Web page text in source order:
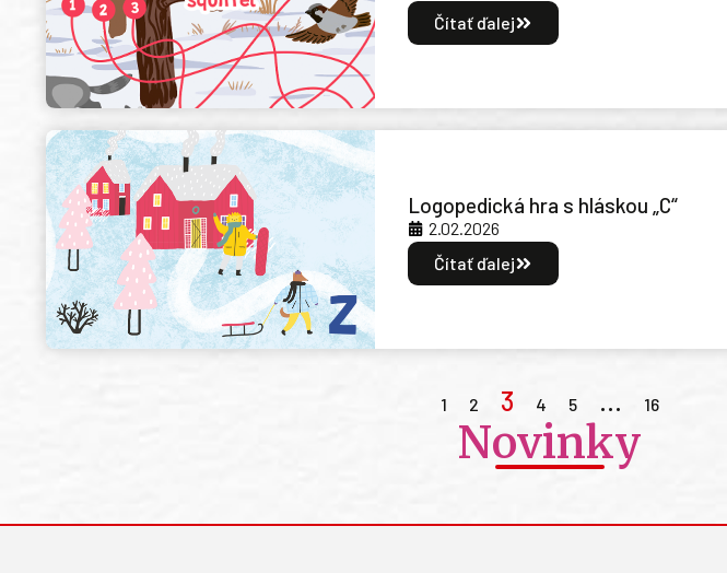
Čítať ďalej
Logopedická hra s hláskou „C“
2.02.2026
Čítať ďalej
1 2 3 4 5 … 16
Novinky